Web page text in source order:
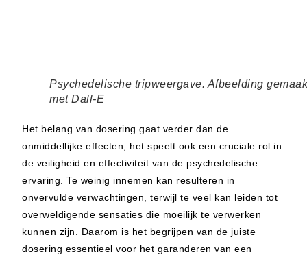
Psychedelische tripweergave. Afbeelding
met Dall-E
Het belang van dosering gaat verder dan de
onmiddellijke effecten; het speelt ook een cruciale rol in
de veiligheid en effectiviteit van de psychedelische
ervaring. Te weinig innemen kan resulteren in
onvervulde verwachtingen, terwijl te veel kan leiden tot
overweldigende sensaties die moeilijk te verwerken
kunnen zijn. Daarom is het begrijpen van de juiste
dosering essentieel voor het garanderen van een